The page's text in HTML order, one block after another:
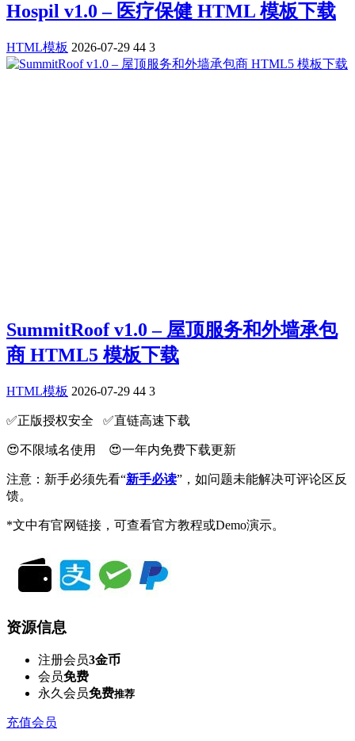
Hospil v1.0 – 医疗保健 HTML 模板下载
HTML模板 2026-07-29 44 3
SummitRoof v1.0 – 屋顶服务和外墙承包
商 HTML5 模板下载
HTML模板 2026-07-29 44 3
✅️正版授权安全 ✅️直链高速下载
😍不限域名使用 😍一年内免费下载更新
注意：新手必须先看“新手必读”，如问题未能解决可评论区反
馈。
*文中有官网链接，可查看官方教程或Demo演示。
资源信息
注册会员3金币
会员免费
永久会员免费推荐
充值会员